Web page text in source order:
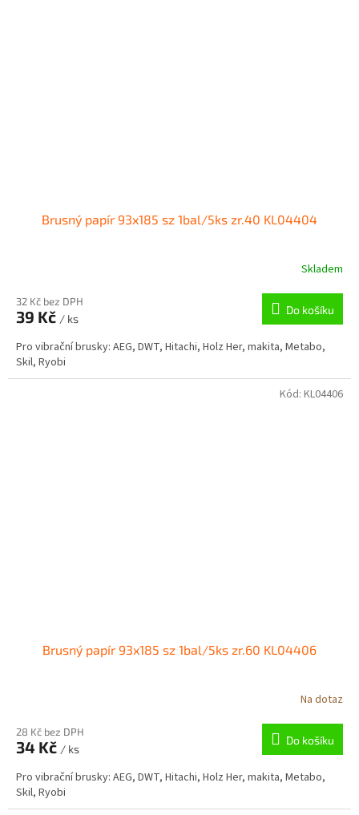
Brusný papír 93x185 sz 1bal/5ks zr.40 KL04404
Skladem
32 Kč bez DPH
39 Kč / ks
Do košíku
Pro vibrační brusky: AEG, DWT, Hitachi, Holz Her, makita, Metabo,
Skil, Ryobi
Brusný papír 93x185 sz 1bal/5ks zr.60 KL04406
Na dotaz
28 Kč bez DPH
34 Kč / ks
Do košíku
Pro vibrační brusky: AEG, DWT, Hitachi, Holz Her, makita, Metabo,
Skil, Ryobi
Kód: KL04406